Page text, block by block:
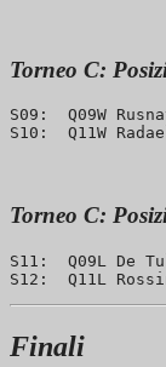
Torneo C:
S09:  Q09W
Torneo C:
S11:  Q09L
Finali